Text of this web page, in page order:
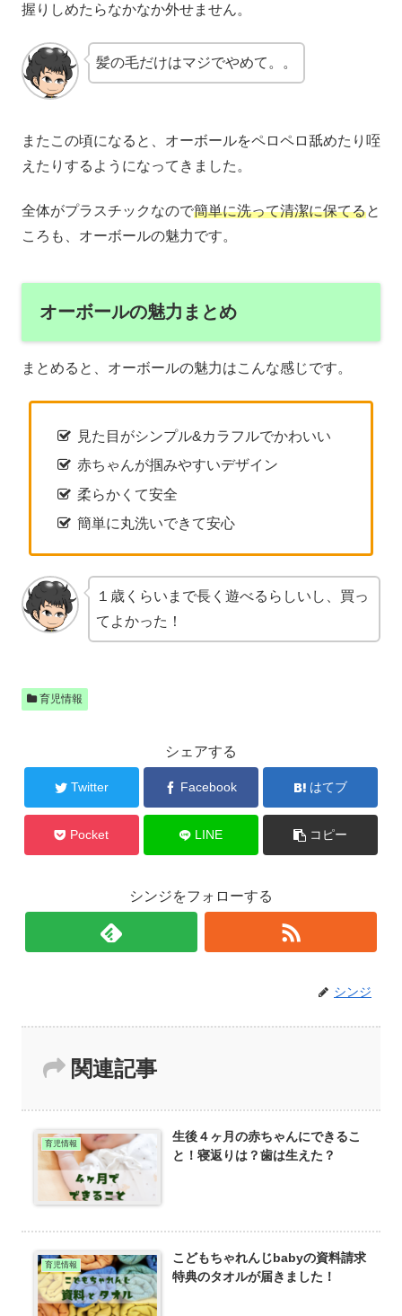
握りしめたらなかなか外せません。
髪の毛だけはマジでやめて。。
またこの頃になると、オーボールをペロペロ舐めたり咥
えたりするようになってきました。
全体がプラスチックなので簡単に洗って清潔に保てると
ころも、オーボールの魅力です。
オーボールの魅力まとめ
まとめると、オーボールの魅力はこんな感じです。
見た目がシンプル&カラフルでかわいい
赤ちゃんが掴みやすいデザイン
柔らかくて安全
簡単に丸洗いできて安心
１歳くらいまで長く遊べるらしいし、買っ
てよかった！
育児情報
シェアする
Twitter Facebook はてブ
Pocket LINE コピー
シンジをフォローする
シンジ
関連記事
育児情報
生後４ヶ月の赤ちゃんにできるこ
と！寝返りは？歯は生えた？
育児情報
こどもちゃれんじbabyの資料請求
特典のタオルが届きました！